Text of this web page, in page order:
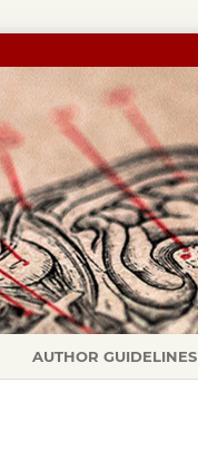
AUTHOR GUIDELINES